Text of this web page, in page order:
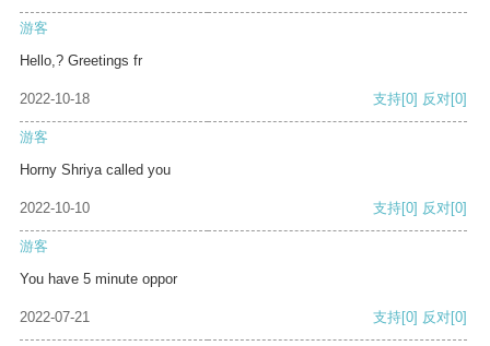
游客
Hello,? Greetings fr
2022-10-18 支持[0] 反对[0]
游客
Horny Shriya called you
2022-10-10 支持[0] 反对[0]
游客
You have 5 minute oppor
2022-07-21 支持[0] 反对[0]